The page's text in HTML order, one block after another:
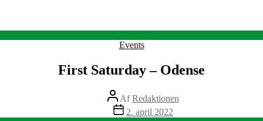
Kategorier
Events
First Saturday – Odense
Indlægsforfatter
AfRedaktionen
Indlægsdato
2. april 2022